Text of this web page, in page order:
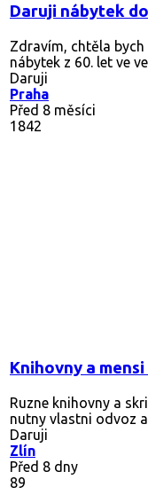
Daruji nábytek
Zdravím, chtěla
nábytek z 60. let ve
Daruji
Praha
Před 8 měsíci
1842
Knihovny a
Ruzne knihovny a
nutny vlastni odvoz
Daruji
Zlín
Před 8 dny
89